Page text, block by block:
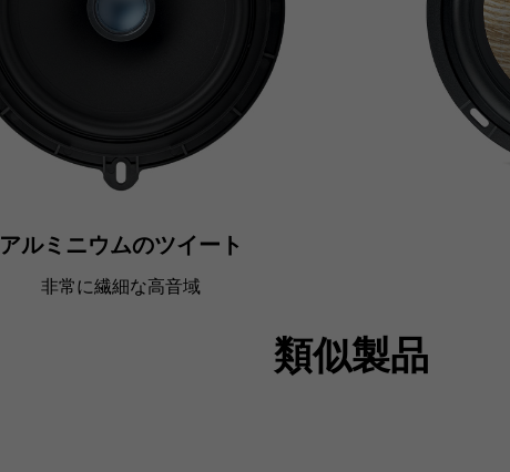
アルミニウムのツイート
非常に繊細な高音域
類似製品